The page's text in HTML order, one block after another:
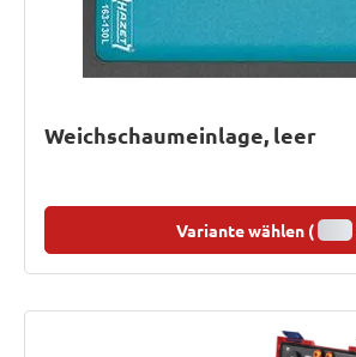
Weichschaumeinlage, leer
Variante wählen (